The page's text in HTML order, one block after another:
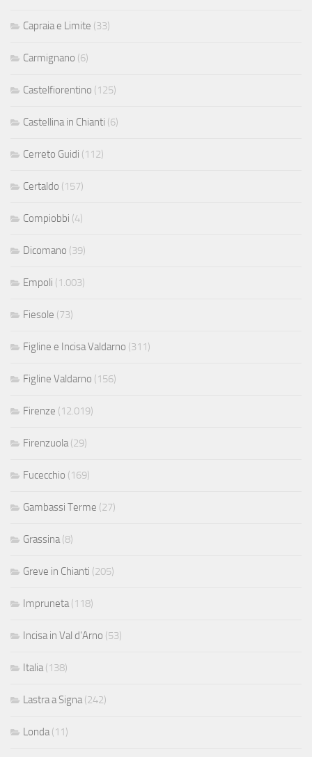
Capraia e Limite (33)
Carmignano (6)
Castelfiorentino (125)
Castellina in Chianti (6)
Cerreto Guidi (112)
Certaldo (157)
Compiobbi (4)
Dicomano (39)
Empoli (1.003)
Fiesole (73)
Figline e Incisa Valdarno (311)
Figline Valdarno (156)
Firenze (12.019)
Firenzuola(29)
Fucecchio (169)
Gambassi Terme (27)
Grassina(8)
Greve in Chianti (205)
Impruneta(118)
Incisa in Val d'Arno (53)
Italia(138)
Lastra a Signa(242)
Londa(11)